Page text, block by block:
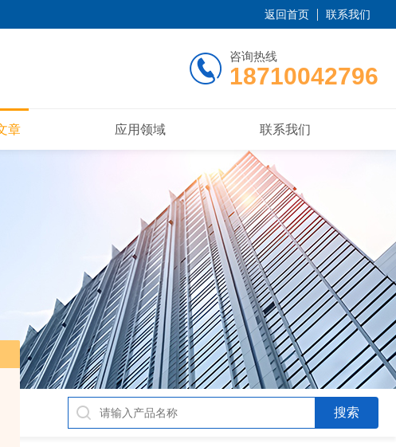
返回首页 联系我们
咨询热线
18710042796
章 应用领域 联系我们